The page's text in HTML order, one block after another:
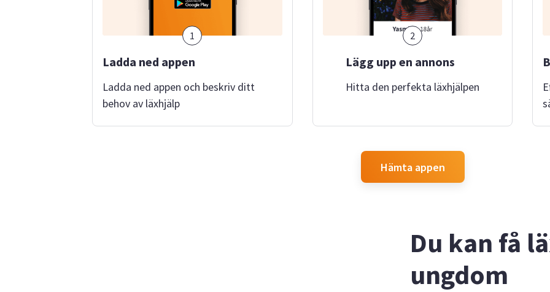
1
Ladda ned appen
Ladda ned appen och beskriv ditt
behov av läxhjälp
2
Lägg upp en annons
Hitta den perfekta läxhjälpen
Hämta appen
Du kan få
ungdom